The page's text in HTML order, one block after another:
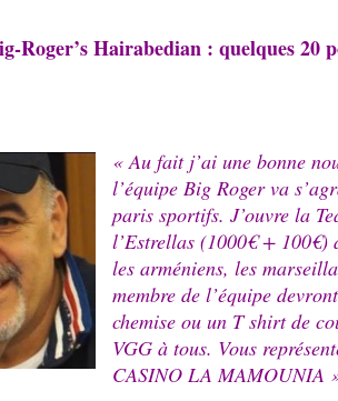
Roger’s Hairabedian : quelques 20
« Au fait j’ai une bonne
l’équipe Big Roger va
paris sportifs. J’ouvre la
l’Estrellas (1000€ + 100€)
les arméniens, les
membre de l’équipe
chemise ou un T shirt de
VGG à tous. Vous
CASINO LA MAMOUNIA